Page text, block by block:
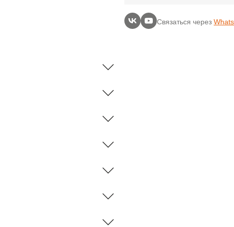
Связаться через